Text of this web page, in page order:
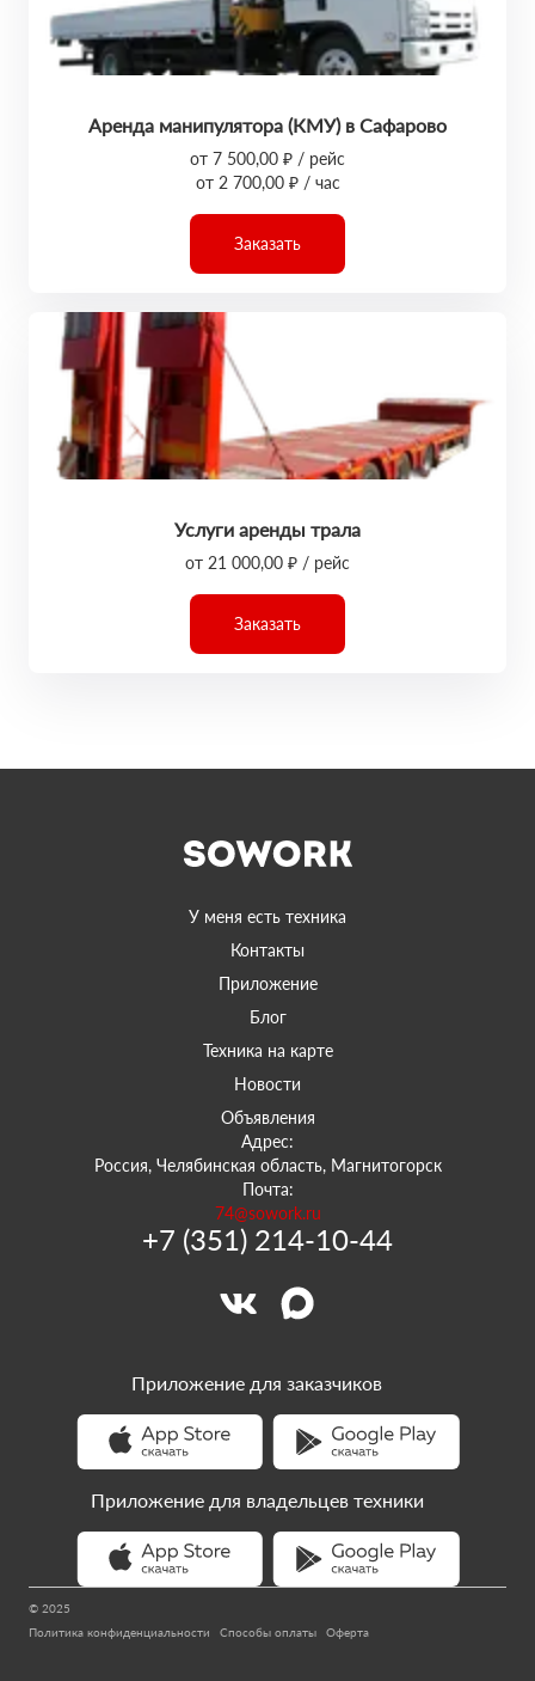
Аренда манипулятора (КМУ) в Сафарово
от 7 500,00 ₽ / рейс
от 2 700,00 ₽ / час
Заказать
Услуги аренды трала
от 21 000,00 ₽ / рейс
Заказать
У меня есть техника
Контакты
Приложение
Блог
Техника на карте
Новости
Объявления
Адрес:
Россия, Челябинская область, Магнитогорск
Почта:
74@sowork.ru
+7 (351) 214-10-44
© 2025
Политика конфиденциальности
Способы оплаты Оферта
Приложение для заказчиков
Приложение для владельцев техники